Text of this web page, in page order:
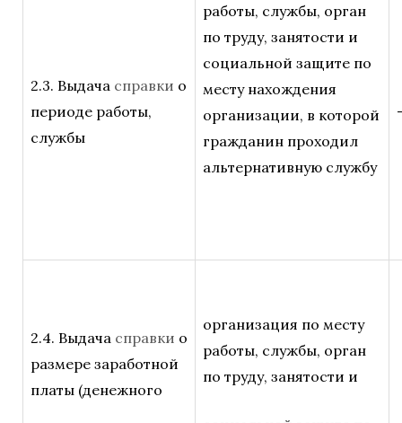
2.3. Выдача справки о
периоде работы,
службы
работы, службы, орган
по труду, занятости и
социальной защите по
месту нахождения
организации, в которой
гражданин проходил
альтернативную службу
2.4. Выдача справки о
размере заработной
платы (денежного
организация по месту
работы, службы, орган
по труду, занятости и